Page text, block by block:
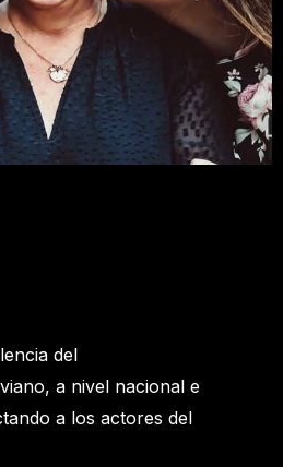
del
a nivel nacional e
a los actores del